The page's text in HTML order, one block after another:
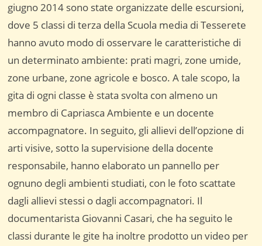
giugno 2014 sono state organizzate delle escursioni,
dove 5 classi di terza della Scuola media di Tesserete
hanno avuto modo di osservare le caratteristiche di
un determinato ambiente: prati magri, zone umide,
zone urbane, zone agricole e bosco. A tale scopo, la
gita di ogni classe è stata svolta con almeno un
membro di Capriasca Ambiente e un docente
accompagnatore. In seguito, gli allievi dell’opzione di
arti visive, sotto la supervisione della docente
responsabile, hanno elaborato un pannello per
ognuno degli ambienti studiati, con le foto scattate
dagli allievi stessi o dagli accompagnatori. Il
documentarista Giovanni Casari, che ha seguito le
classi durante le gite ha inoltre prodotto un video per